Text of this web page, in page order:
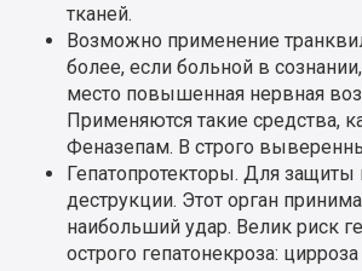
тканей.
Возможно применение
более, если больной в
место повышенная нервная
Применяются такие средства,
Феназепам. В строго
Гепатопротекторы. Для защиты
деструкции. Этот орган
наибольший удар. Велик риск
острого гепатонекроза: